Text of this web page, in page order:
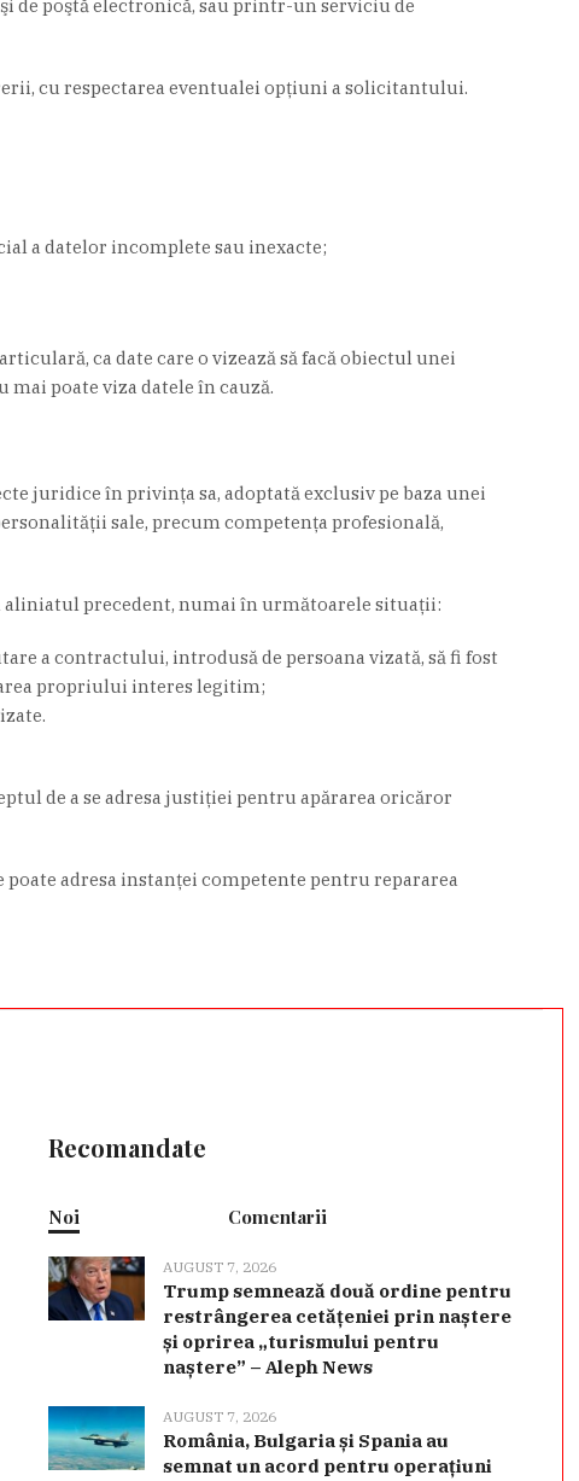
de poştă electronică, sau printr-un serviciu de
cu respectarea eventualei opţiuni a solicitantului.
a datelor incomplete sau inexacte;
ca date care o vizează să facă obiectul unei
poate viza datele în cauză.
juridice în privinţa sa, adoptată exclusiv pe baza unei
sale, precum competenţa profesională,
aliniatul precedent, numai în următoarele situaţii:
a contractului, introdusă de persoana vizată, să fi fost
propriului interes legitim;
de a se adresa justiţiei pentru apărarea oricăror
adresa instanţei competente pentru repararea
Recomandate
Noi Comentarii
AUGUST 7, 2026
Trump semnează două ordine pentru
restrângerea cetățeniei prin naștere
și oprirea „turismului pentru
naștere” – Aleph News
AUGUST 7, 2026
România, Bulgaria și Spania au
semnat un acord pentru operațiuni